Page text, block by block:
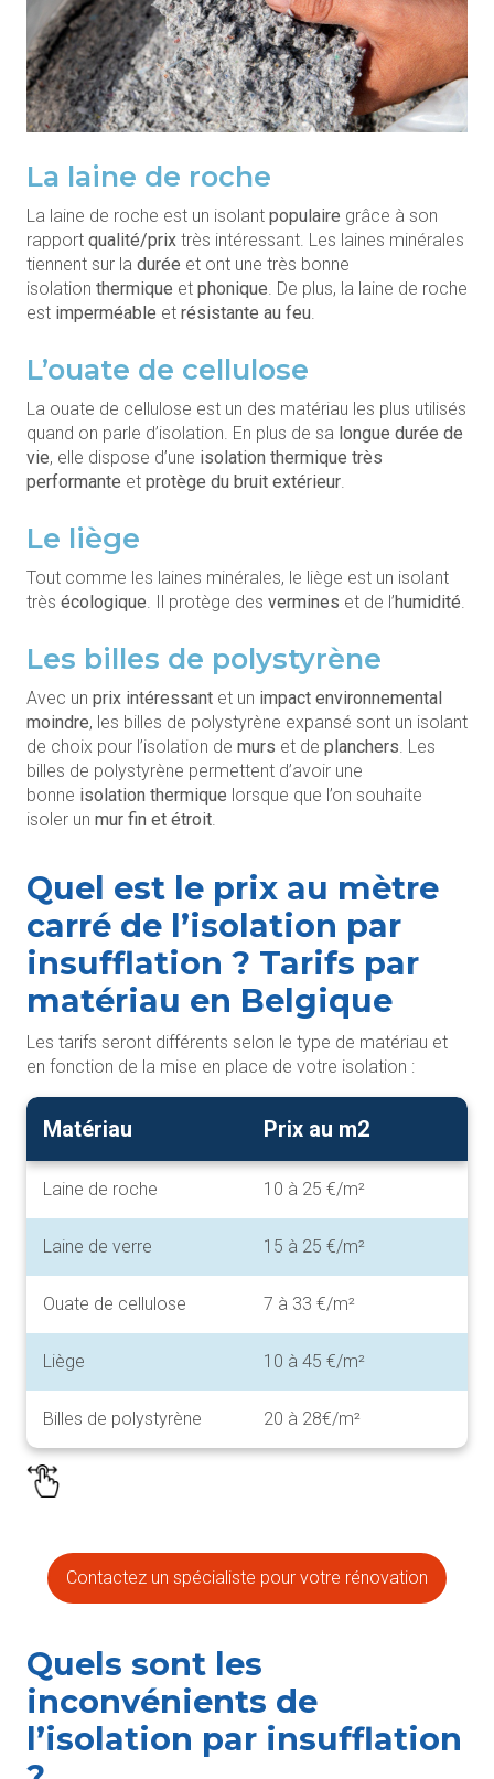
La laine de roche
La laine de roche est un isolant populaire grâce à son
rapport qualité/prix très intéressant. Les laines minérales
tiennent sur la durée et ont une très bonne
isolation thermique et phonique. De plus, la laine de roche
est imperméable et résistante au feu.
L’ouate de cellulose
La ouate de cellulose est un des matériau les plus utilisés
quand on parle d’isolation. En plus de sa longue durée de
vie, elle dispose d’une isolation thermique très
performante et protège du bruit extérieur.
Le liège
Tout comme les laines minérales, le liège est un isolant
très écologique. Il protège des vermines et de l’humidité.
Les billes de polystyrène
Avec un prix intéressant et un impact environnemental
moindre, les billes de polystyrène expansé sont un isolant
de choix pour l’isolation de murs et de planchers. Les
billes de polystyrène permettent d’avoir une
bonne isolation thermique lorsque que l’on souhaite
isoler un mur fin et étroit.
Quel est le prix au mètre
carré de l’isolation par
insufflation ? Tarifs par
matériau en Belgique
Les tarifs seront différents selon le type de matériau et
en fonction de la mise en place de votre isolation :
Matériau Prix au m2
Laine de roche 10 à 25 €/m²
Laine de verre 15 à 25 €/m²
Ouate de cellulose 7 à 33 €/m²
Liège 10 à 45 €/m²
Billes de polystyrène 20 à 28€/m²
Contactez un spécialiste pour votre rénovation
Quels sont les
inconvénients de
l’isolation par insufflation